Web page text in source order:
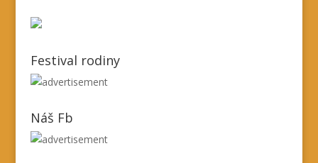
Festival rodiny
Náš Fb